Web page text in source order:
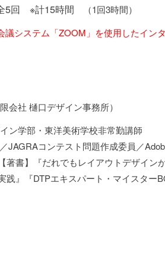
5回 ※計15時間 （1回3時間）
議システム「ZOOM」を使用したイン
会社 樋口デザイン事務所）
ン学部・東洋美術学校非常勤講師
JAGRAコンテスト問題作成委員／
【著書】『だれでもレイアウトデザイ
践』『DTPエキスパート・マイスター